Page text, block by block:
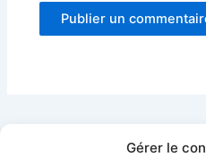
Gérer le